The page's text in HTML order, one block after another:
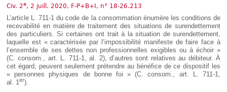
IT
Civ. 2e, 2 juill. 2020, F-P+B+I, n° 18-26.213
L’article L. 711-1 du code de la consommation énumère les conditions de
recevabilité en matière de traitement des situations de surendettement
des particuliers. Si certaines ont trait à la situation de surendettement,
laquelle est « caractérisée par l’impossibilité manifeste de faire face à
l’ensemble de ses dettes non professionnelles exigibles ou à échoir »
(C. consom., art. L. 711-1, al. 2), d’autres sont relatives au débiteur. À
cet égard, peuvent seulement prétendre au bénéfice de ce dispositif les
« personnes physiques de bonne foi » (C. consom., art. L. 711-1,
al. 1 er).